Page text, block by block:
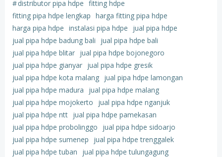
#distributor pipa hdpe fitting hdpe
fitting pipa hdpe lengkap harga fitting pipa hdpe
harga pipa hdpe instalasi pipa hdpe
jual pipa hdpe
jual pipa hdpe badung bali
jual pipa hdpe bali
jual pipa hdpe blitar jual pipa hdpe bojonegoro
jual pipa hdpe gianyar jual pipa hdpe gresik
jual pipa hdpe kota malang jual pipa hdpe lamongan
jual pipa hdpe madura
jual pipa hdpe malang
jual pipa hdpe mojokerto
jual pipa hdpe nganjuk
jual pipa hdpe ntt jual pipa hdpe pamekasan
jual pipa hdpe probolinggo
jual pipa hdpe sidoarjo
jual pipa hdpe sumenep
jual pipa hdpe trenggalek
jual pipa hdpe tuban
jual pipa hdpe tulungagung